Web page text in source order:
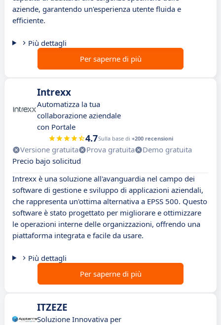
aziende, garantendo un'esperienza utente fluida e
efficiente.
Più dettagli
Per saperne di più
Intrexx
Automatizza la tua
collaborazione aziendale
con Portale
4.7Sulla base di +200 recensioni
Versione gratuita Prova gratuita
Demo gratuita
Precio bajo solicitud
Intrexx è una soluzione all'avanguardia nel campo dei
software di gestione e sviluppo di applicazioni aziendali,
che rappresenta un'ottima alternativa a EPSS 500. Questo
software è stato progettato per migliorare e ottimizzare
le operazioni interne delle organizzazioni, offrendo una
piattaforma integrata e facile da usare.
Più dettagli
Per saperne di più
ITZEZE
Soluzione Innovativa per